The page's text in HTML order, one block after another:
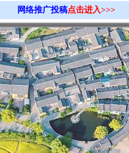
网络推广投稿点击进入>>>